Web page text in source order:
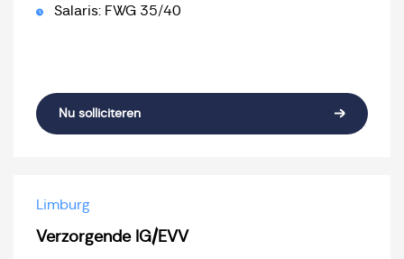
Salaris: FWG 35/40
Nu solliciteren
Limburg
Verzorgende IG/EVV